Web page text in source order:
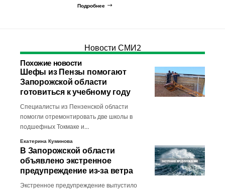
Подробнее
Новости СМИ2
Похожие новости
Шефы из Пензы помогают
Запорожской области
готовиться к учебному году
Специалисты из Пензенской области
помогли отремонтировать две школы в
подшефных Токмаке и…
Екатерина Куминова
В Запорожской области
объявлено экстренное
предупреждение из-за ветра
Экстренное предупреждение выпустило